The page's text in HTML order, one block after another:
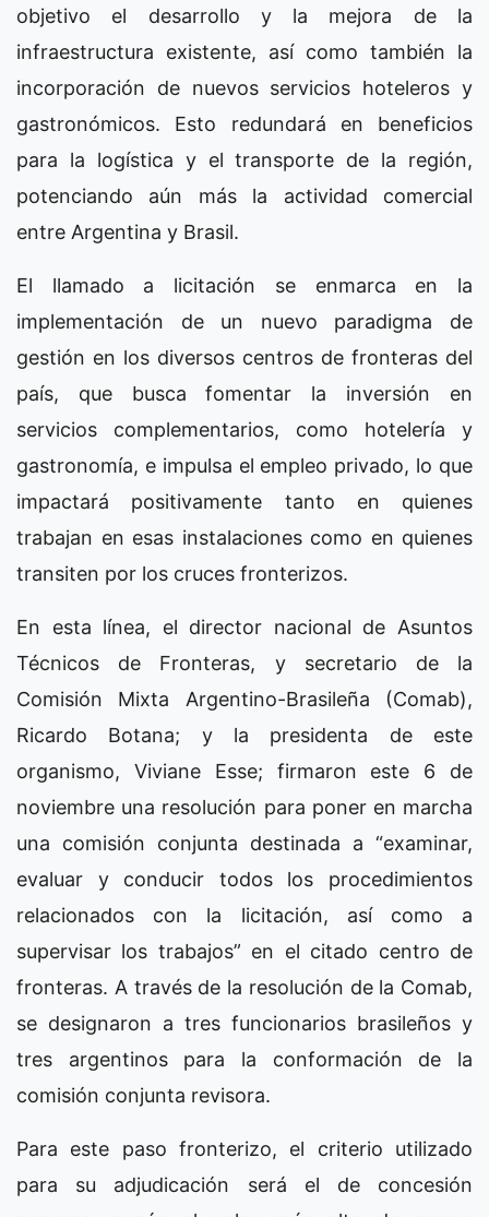
objetivo el desarrollo y la mejora de la
infraestructura existente, así como también la
incorporación de nuevos servicios hoteleros y
gastronómicos. Esto redundará en beneficios
para la logística y el transporte de la región,
potenciando aún más la actividad comercial
entre Argentina y Brasil.
El llamado a licitación se enmarca en la
implementación de un nuevo paradigma de
gestión en los diversos centros de fronteras del
país, que busca fomentar la inversión en
servicios complementarios, como hotelería y
gastronomía, e impulsa el empleo privado, lo que
impactará positivamente tanto en quienes
trabajan en esas instalaciones como en quienes
transiten por los cruces fronterizos.
En esta línea, el director nacional de Asuntos
Técnicos de Fronteras, y secretario de la
Comisión Mixta Argentino-Brasileña (Comab),
Ricardo Botana; y la presidenta de este
organismo, Viviane Esse; firmaron este 6 de
noviembre una resolución para poner en marcha
una comisión conjunta destinada a “examinar,
evaluar y conducir todos los procedimientos
relacionados con la licitación, así como a
supervisar los trabajos” en el citado centro de
fronteras. A través de la resolución de la Comab,
se designaron a tres funcionarios brasileños y
tres argentinos para la conformación de la
comisión conjunta revisora.
Para este paso fronterizo, el criterio utilizado
para su adjudicación será el de concesión